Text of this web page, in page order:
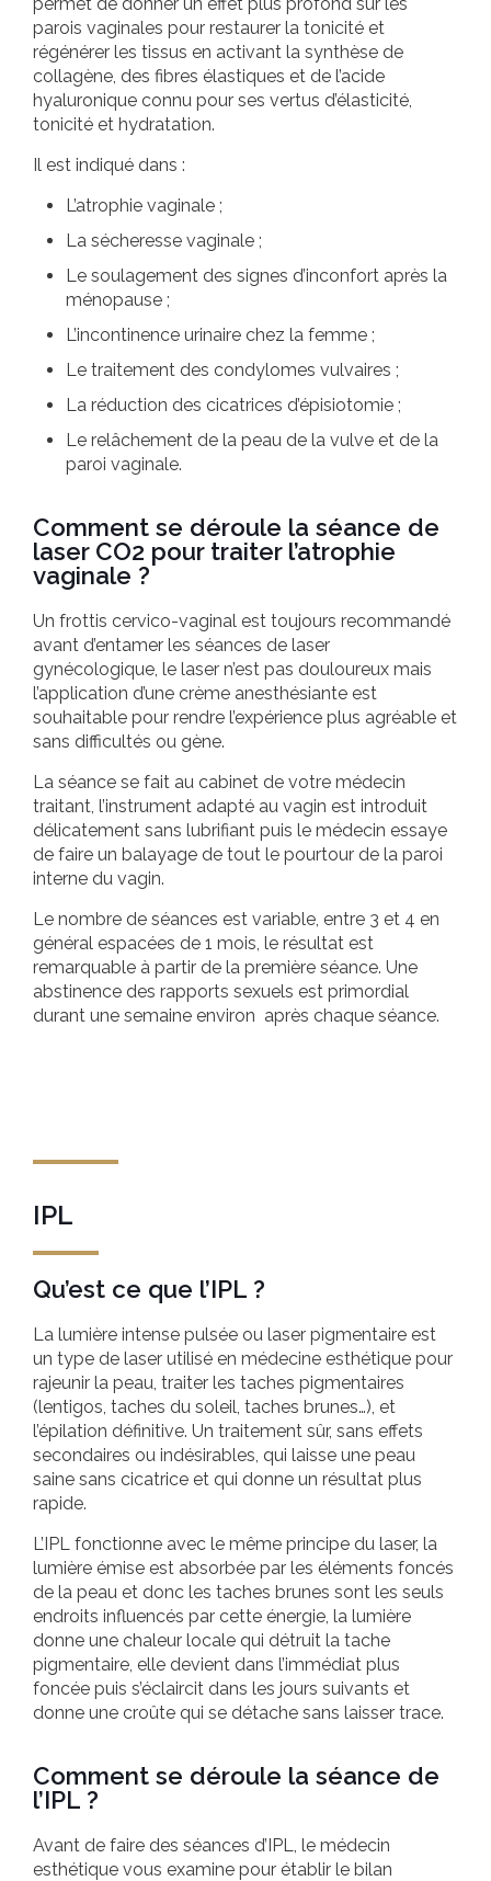
parois vaginales pour restaurer la tonicité et
régénérer les tissus en activant la synthèse de
collagène, des fibres élastiques et de l’acide
hyaluronique connu pour ses vertus d’élasticité,
tonicité et hydratation.
Il est indiqué dans :
L’atrophie vaginale ;
La sécheresse vaginale ;
Le soulagement des signes d’inconfort après la
ménopause ;
L’incontinence urinaire chez la femme ;
Le traitement des condylomes vulvaires ;
La réduction des cicatrices d’épisiotomie ;
Le relâchement de la peau de la vulve et de la
paroi vaginale.
Comment se déroule la séance de
laser CO2 pour traiter l’atrophie
vaginale ?
Un frottis cervico-vaginal est toujours recommandé
avant d’entamer les séances de laser
gynécologique, le laser n’est pas douloureux mais
l’application d’une crème anesthésiante est
souhaitable pour rendre l’expérience plus agréable et
sans difficultés ou gène.
La séance se fait au cabinet de votre médecin
traitant, l’instrument adapté au vagin est introduit
délicatement sans lubrifiant puis le médecin essaye
de faire un balayage de tout le pourtour de la paroi
interne du vagin.
Le nombre de séances est variable, entre 3 et 4 en
général espacées de 1 mois, le résultat est
remarquable à partir de la première séance. Une
abstinence des rapports sexuels est primordial
durant une semaine environ après chaque séance.
IPL
Qu’est ce que l’IPL ?
La lumière intense pulsée ou laser pigmentaire est
un type de laser utilisé en médecine esthétique pour
rajeunir la peau, traiter les taches pigmentaires
(lentigos, taches du soleil, taches brunes…), et
l’épilation définitive. Un traitement sûr, sans effets
secondaires ou indésirables, qui laisse une peau
saine sans cicatrice et qui donne un résultat plus
rapide.
L’IPL fonctionne avec le même principe du laser, la
lumière émise est absorbée par les éléments foncés
de la peau et donc les taches brunes sont les seuls
endroits influencés par cette énergie, la lumière
donne une chaleur locale qui détruit la tache
pigmentaire, elle devient dans l’immédiat plus
foncée puis s’éclaircit dans les jours suivants et
donne une croûte qui se détache sans laisser trace.
Comment se déroule la séance de
l’IPL ?
Avant de faire des séances d’IPL, le médecin
esthétique vous examine pour établir le bilan